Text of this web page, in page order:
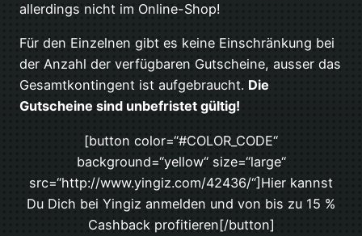
allerdings nicht im Online-Shop!
Für den Einzelnen gibt es keine Einschränkung bei
der Anzahl der verfügbaren Gutscheine, ausser das
Gesamtkontingent ist aufgebraucht. Die
Gutscheine sind unbefristet gültig!
[button color=“#COLOR_CODE“
background=“yellow“ size=“large“
src=“http://www.yingiz.com/42436/“]Hier kannst
Du Dich bei Yingiz anmelden und von bis zu 15 %
Cashback profitieren[/button]